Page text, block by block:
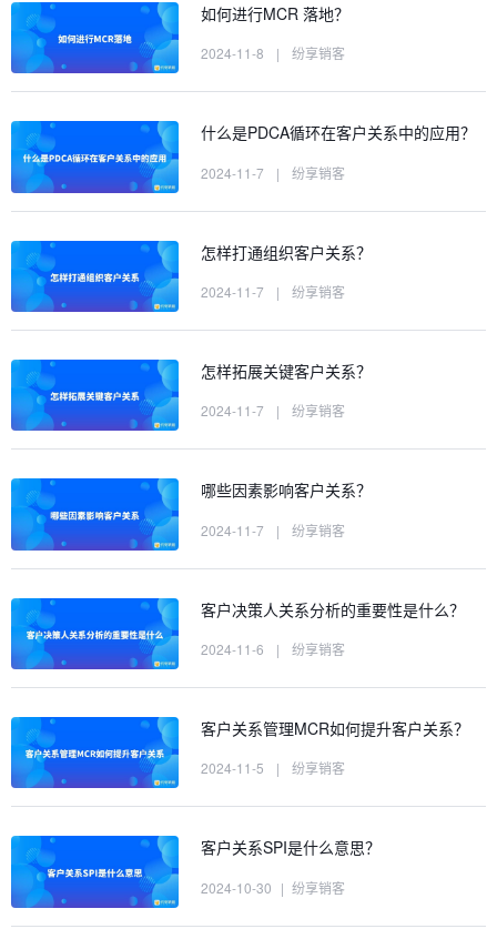
如何进行MCR 落地？
2024-11-8 | 纷享销客
什么是PDCA循环在客户关系中的应用？
2024-11-7 | 纷享销客
怎样打通组织客户关系？
2024-11-7 | 纷享销客
怎样拓展关键客户关系？
2024-11-7 | 纷享销客
哪些因素影响客户关系？
2024-11-7 | 纷享销客
客户决策人关系分析的重要性是什么？
2024-11-6 | 纷享销客
客户关系管理MCR如何提升客户关系？
2024-11-5 | 纷享销客
客户关系SPI是什么意思？
2024-10-30 | 纷享销客